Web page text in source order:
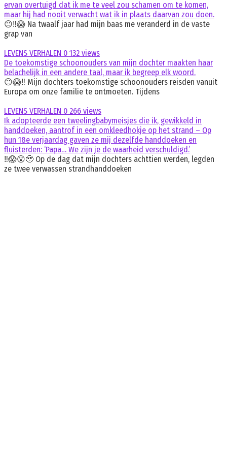
ervan overtuigd dat ik me te veel zou schamen om te komen,
maar hij had nooit verwacht wat ik in plaats daarvan zou doen.
😐‼️😱 Na twaalf jaar had mijn baas me veranderd in de vaste
grap van
LEVENS VERHALEN 0 132 views
De toekomstige schoonouders van mijn dochter maakten haar
belachelijk in een andere taal, maar ik begreep elk woord.
😐😱‼️ Mijn dochters toekomstige schoonouders reisden vanuit
Europa om onze familie te ontmoeten. Tijdens
LEVENS VERHALEN 0 266 views
Ik adopteerde een tweelingbabymeisjes die ik, gewikkeld in
handdoeken, aantrof in een omkleedhokje op het strand – Op
hun 18e verjaardag gaven ze mij dezelfde handdoeken en
fluisterden: ‘Papa… We zijn je de waarheid verschuldigd.’
‼️😱😮🥹 Op de dag dat mijn dochters achttien werden, legden
ze twee verwassen strandhanddoeken